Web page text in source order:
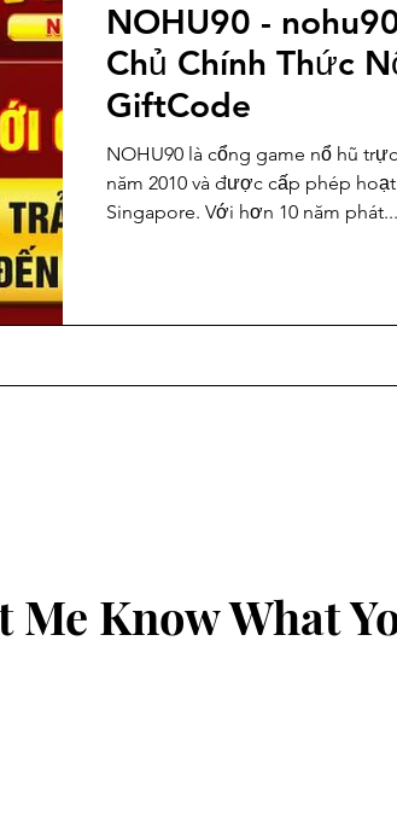
NOHU90 -
Chủ Chính Thức
GiftCode
NOHU90 là cổng game nổ hũ trực tuyến uy tín, ra mắt từ
năm 2010 và được cấp phép
Singapore. Với hơn 10 năm phát...
Me Know What